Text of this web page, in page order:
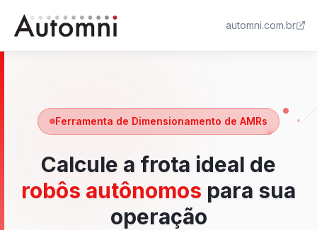
automni.com.br
Ferramenta de Dimensionamento de AMRs
Calcule a frota ideal de
robôs autônomos para sua
operação